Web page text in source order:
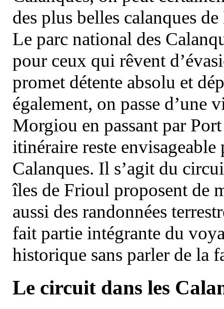
des plus belles calanques
Le parc national des
pour ceux qui rêvent
promet détente absolu et
également, on passe d’une
Morgiou en passant par
itinéraire reste
Calanques. Il s’agit du
îles de Frioul proposent de
aussi des randonnées
fait partie intégrante du
historique sans parler de la
Le circuit dans les